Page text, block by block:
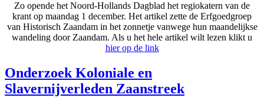
Zo opende het Noord-Hollands Dagblad het regiokatern van de
krant op maandag 1 december. Het artikel zette de Erfgoedgroep
van Historisch Zaandam in het zonnetje vanwege hun maandelijkse
wandeling door Zaandam. Als u het hele artikel wilt lezen klikt u
hier op de link
Onderzoek Koloniale en
Slavernijverleden Zaanstreek